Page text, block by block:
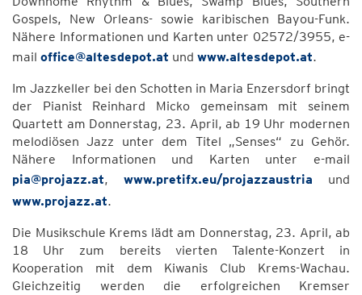
Gospels, New Orleans- sowie karibischen Bayou-Funk.
Nähere Informationen und Karten unter 02572/3955, e-
mail office@altesdepot.at und www.altesdepot.at.
Im Jazzkeller bei den Schotten in Maria Enzersdorf bringt
der Pianist Reinhard Micko gemeinsam mit seinem
Quartett am Donnerstag, 23. April, ab 19 Uhr modernen
melodiösen Jazz unter dem Titel „Senses“ zu Gehör.
Nähere Informationen und Karten unter e-mail
pia@projazz.at, www.pretifx.eu/projazzaustria und
www.projazz.at.
Die Musikschule Krems lädt am Donnerstag, 23. April, ab
18 Uhr zum bereits vierten Talente-Konzert in
Kooperation mit dem Kiwanis Club Krems-Wachau.
Gleichzeitig werden die erfolgreichen Kremser